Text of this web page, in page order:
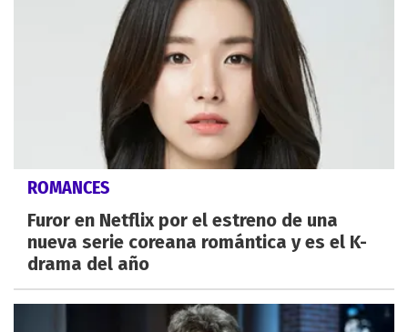
ROMANCES
Furor en Netflix por el estreno de una
nueva serie coreana romántica y es el K-
drama del año